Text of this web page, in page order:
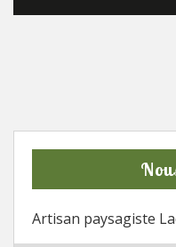
Artisan paysagiste